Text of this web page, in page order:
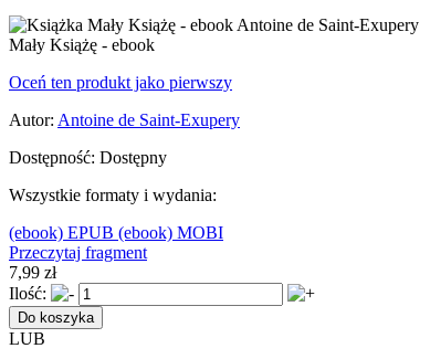
Mały Książę - ebook
Oceń ten produkt jako pierwszy
Autor: Antoine de Saint-Exupery
Dostępność: Dostępny
Wszystkie formaty i wydania:
(ebook) EPUB (ebook) MOBI
Przeczytaj fragment
7,99 zł
Ilość:
Do koszyka
LUB